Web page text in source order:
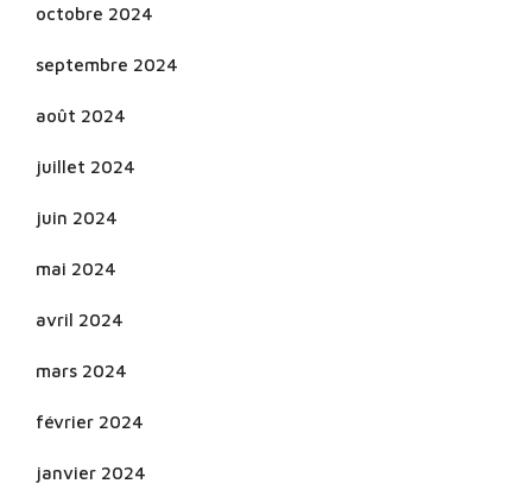
octobre 2024
septembre 2024
août 2024
juillet 2024
juin 2024
mai 2024
avril 2024
mars 2024
février 2024
janvier 2024